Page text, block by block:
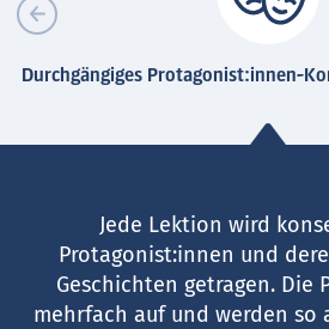
Durchgängiges Protagonist:innen-
Jede Lektion wird
Protagonist:innen und
Geschichten getragen. Die
mehrfach auf und werden so